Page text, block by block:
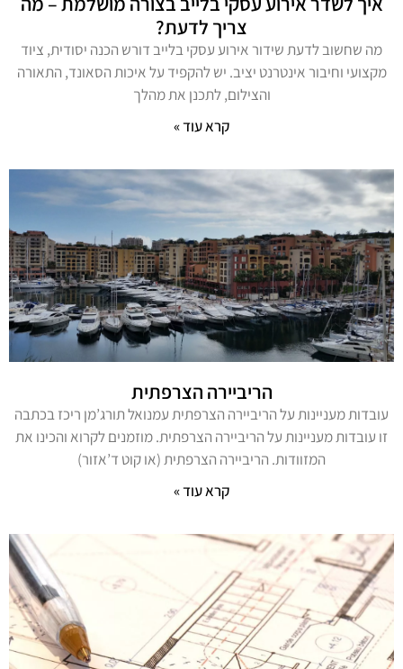
צריך לדעת?
מה שחשוב לדעת שידור אירוע עסקי בלייב דורש הכנה יסודית, ציוד
מקצועי וחיבור אינטרנט יציב. יש להקפיד על איכות הסאונד, התאורה
והצילום, לתכנן את מהלך
קרא עוד »
הריביירה הצרפתית
עובדות מעניינות על הריביירה הצרפתית עמנואל תורג’מן ריכז בכתבה
זו עובדות מעניינות על הריביירה הצרפתית. מוזמנים לקרוא והכינו את
המזוודות. הריביירה הצרפתית (או קוט ד’אזור)
קרא עוד »